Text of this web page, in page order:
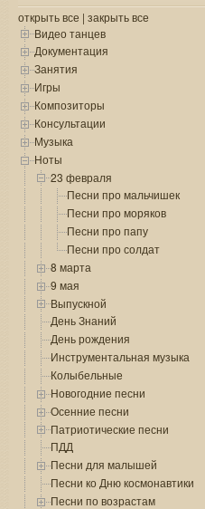
открыть все | закрыть все
Видео танцев
Документация
Занятия
Игры
Композиторы
Консультации
Музыка
Ноты
23 февраля
Песни про мальчишек
Песни про моряков
Песни про папу
Песни про солдат
8 марта
9 мая
Выпускной
День Знаний
День рождения
Инструментальная музыка
Колыбельные
Новогодние песни
Осенние песни
Патриотические песни
ПДД
Песни для малышей
Песни ко Дню космонавтики
Песни по возрастам